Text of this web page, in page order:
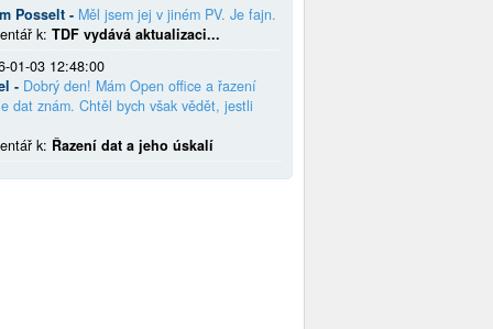
Posselt - Měl jsem jej v jiném PV. Je fajn.
k: TDF vydává aktualizaci...
01-03 12:48:00
- Dobrý den! Mám Open office a řazení
dat znám. Chtěl bych však vědět, jestli
k: Řazení dat a jeho úskalí